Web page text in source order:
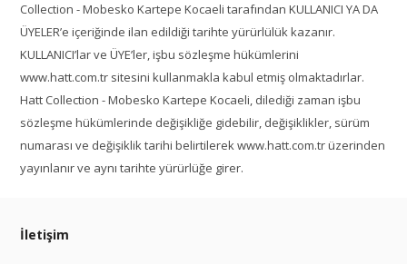
Collection - Mobesko Kartepe Kocaeli tarafından KULLANICI YA DA
ÜYELER’e içeriğinde ilan edildiği tarihte yürürlülük kazanır.
KULLANICI’lar ve ÜYE’ler, işbu sözleşme hükümlerini
www.hatt.com.tr sitesini kullanmakla kabul etmiş olmaktadırlar.
Hatt Collection - Mobesko Kartepe Kocaeli, dilediği zaman işbu
sözleşme hükümlerinde değişikliğe gidebilir, değişiklikler, sürüm
numarası ve değişiklik tarihi belirtilerek www.hatt.com.tr üzerinden
yayınlanır ve aynı tarihte yürürlüğe girer.
İletişim